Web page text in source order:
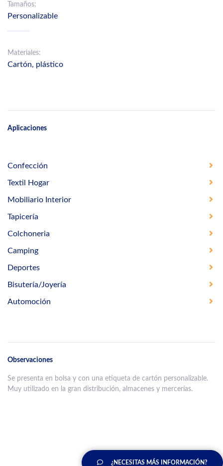
Tamaños:
Personalizable
Materiales:
Cartón, plástico
Aplicaciones
Confección
Textil Hogar
Mobiliario Interior
Tapicería
Colchoneria
Camping
Deportes
Bisutería/Joyería
Automoción
Observaciones
Se presenta en bolsa y con una etiqueta de cartón personalizable.
Muy utilizado en la gran distribución, almacenes y mercerías.
¿NECESITAS MÁS INFORMACIÓN?